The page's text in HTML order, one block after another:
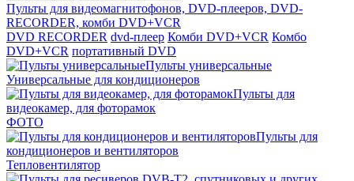
Пульты для видеомагнитофонов, DVD-плееров, DVD-
RECORDER, комби DVD+VCR
DVD RECORDER dvd-плеер Комби DVD+VCR Комбо
DVD+VCR портативный DVD
Пульты универсальные
Универсальные для кондиционеров
Пульты для
видеокамер, для фоторамок
ФОТО
Пульты для
кондиционеров и вентиляторов
Тепловентилятор